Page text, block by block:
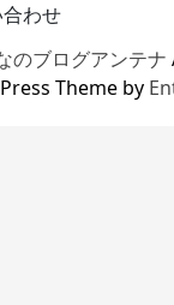
わせ
のブログアンテナ
Theme by